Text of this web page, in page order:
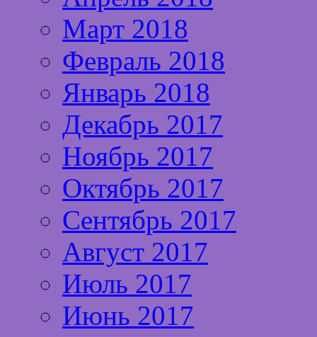
Март 2018
Февраль 2018
Январь 2018
Декабрь 2017
Ноябрь 2017
Октябрь 2017
Сентябрь 2017
Август 2017
Июль 2017
Июнь 2017